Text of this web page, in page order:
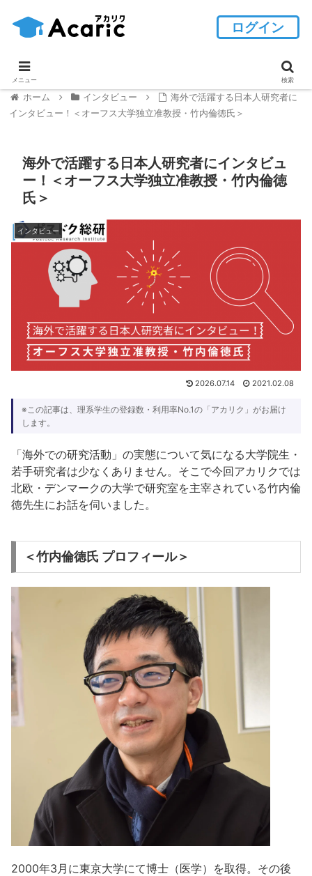
ホーム インタビュー
海外で活躍する日本人研究者に
インタビュー！＜オーフス大学独立准教授・竹内倫徳氏＞
海外で活躍する日本人研究者にインタビュ
ー！＜オーフス大学独立准教授・竹内倫徳
氏＞
インタビュー
2026.07.14 2021.02.08
※この記事は、理系学生の登録数・利用率No.1の「アカリク」がお届け
します。
「海外での研究活動」の実態について気になる大学院生・
若手研究者は少なくありません。そこで今回アカリクでは
北欧・デンマークの大学で研究室を主宰されている竹内倫
徳先生にお話を伺いました。
＜竹内倫徳氏 プロフィール＞
2000年3月に東京大学にて博士（医学）を取得。その後
ログイン
メニュー 検索